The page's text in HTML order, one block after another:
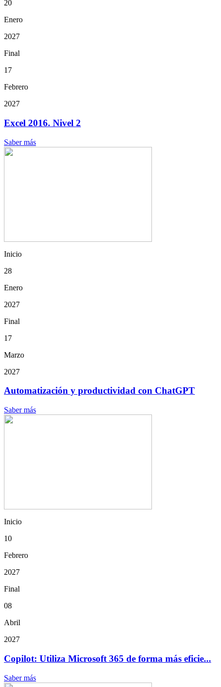
20
Enero
2027
Final
17
Febrero
2027
Excel 2016. Nivel 2
Saber más
Inicio
28
Enero
2027
Final
17
Marzo
2027
Automatización y productividad con ChatGPT
Saber más
Inicio
10
Febrero
2027
Final
08
Abril
2027
Copilot: Utiliza Microsoft 365 de forma más eficie...
Saber más